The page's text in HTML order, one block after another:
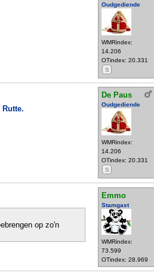
Oudgediende
WMRindex:
14.206
OTindex: 20.331
S
De Paus
Oudgediende
WMRindex:
14.206
OTindex: 20.331
S
Emmo
Stamgast
WMRindex:
73.599
OTindex: 28.969
op zo'n